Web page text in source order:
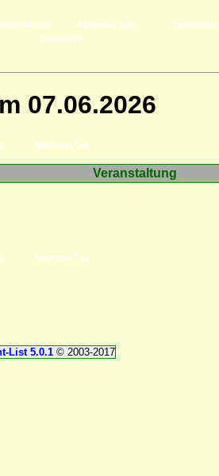
Monat Aktuelles Jahr
Terminliste
Anmelden
07.06.2026
Nächster Tag
Veranstaltung
Nächster Tag
List 5.0.1© 2003-2017